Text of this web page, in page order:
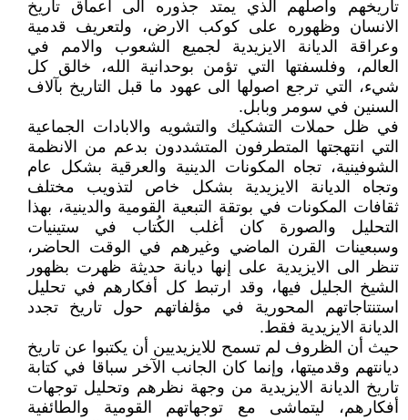
تاريخهم وأصلهم الذي يمتد جذوره الى أعماق تاريخ
الانسان وظهوره على كوكب الارض، ولتعريف قدمية
وعراقة الديانة الايزيدية لجميع الشعوب والامم في
العالم، وفلسفتها التي تؤمن بوحدانية الله، خالق كل
شيء، التي ترجع اصولها الى عهود ما قبل التاريخ بآلاف
السنين في سومر وبابل.
في ظل حملات التشكيك والتشويه والابادات الجماعية
التي انتهجتها المتطرفون المتشددون بدعم من الانظمة
الشوفينية، تجاه المكونات الدينية والعرقية بشكل عام
وتجاه الديانة الايزيدية بشكل خاص لتذويب مختلف
ثقافات المكونات في بوتقة التبعية القومية والدينية، بهذا
التحليل والصورة كان أغلب الكُتاب في ستينيات
وسبعينات القرن الماضي وغيرهم في الوقت الحاضر،
تنظر الى الايزيدية على إنها ديانة حديثة ظهرت بظهور
الشيخ الجليل فيها، وقد ارتبط كل أفكارهم في تحليل
استنتاجاتهم المحورية في مؤلفاتهم حول تاريخ تجدد
الديانة الايزيدية فقط.
حيث أن الظروف لم تسمح للايزيديين أن يكتبوا عن تاريخ
ديانتهم وقدميتها، وإنما كان الجانب الآخر سباقا في كتابة
تاريخ الديانة الايزيدية من وجهة نظرهم وتحليل توجهات
أفكارهم، ليتماشى مع توجهاتهم القومية والطائفية